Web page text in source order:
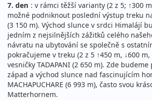
7. den : v rámci těžší varianty (2 z 5; ↑300
možné podniknout poslední výstup treku
(3 150 m). Východ slunce v srdci Himalájí
jedním z nejsilnějších zážitků celého
návratu na ubytování se společně s
pokračujeme v treku (2 z 5 ↑450 m, ↓600
vesničky TADAPANI (2 650 m). Zde
západ a východ slunce nad fascinujícím
MACHAPUCHARE (6 993 m), často svou
Matterhornem.